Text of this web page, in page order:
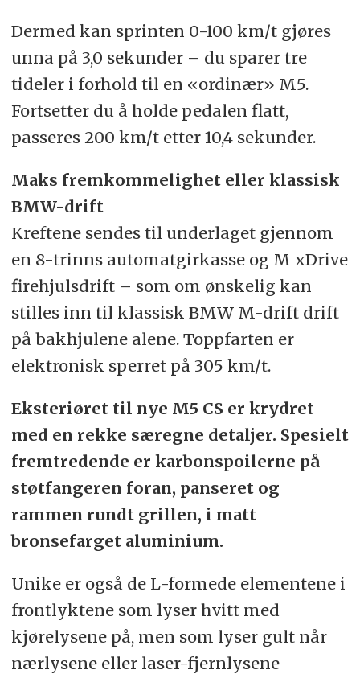
Dermed kan sprinten 0-100 km/t gjøres
unna på 3,0 sekunder – du sparer tre
tideler i forhold til en «ordinær» M5.
Fortsetter du å holde pedalen flatt,
passeres 200 km/t etter 10,4 sekunder.
Maks fremkommelighet eller klassisk
BMW-drift
Kreftene sendes til underlaget gjennom
en 8-trinns automatgirkasse og M xDrive
firehjulsdrift – som om ønskelig kan
stilles inn til klassisk BMW M-drift drift
på bakhjulene alene. Toppfarten er
elektronisk sperret på 305 km/t.
Eksteriøret til nye M5 CS er krydret
med en rekke særegne detaljer. Spesielt
fremtredende er karbonspoilerne på
støtfangeren foran, panseret og
rammen rundt grillen, i matt
bronsefarget aluminium.
Unike er også de L-formede elementene i
frontlyktene som lyser hvitt med
kjørelysene på, men som lyser gult når
nærlysene eller laser-fjernlysene